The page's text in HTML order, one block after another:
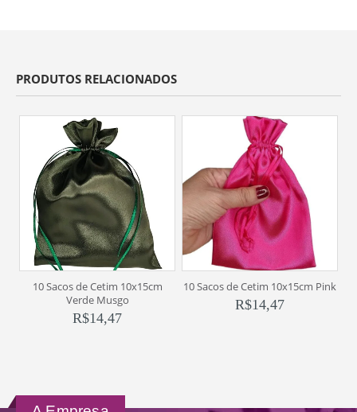
PRODUTOS RELACIONADOS
10 Sacos de Cetim 10x15cm
Verde Musgo
R$14,47
10 Sacos de Cetim 10x15cm Pink
R$14,47